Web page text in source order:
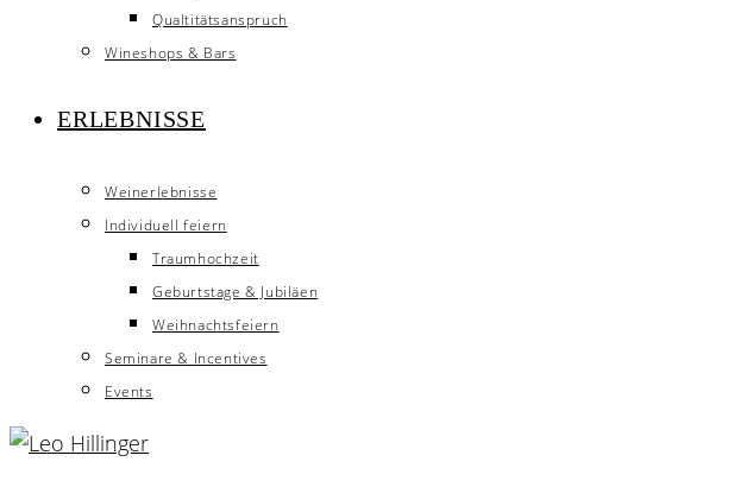
Qualtitätsanspruch
Wineshops & Bars
ERLEBNISSE
Weinerlebnisse
Individuell feiern
Traumhochzeit
Geburtstage & Jubiläen
Weihnachtsfeiern
Seminare & Incentives
Events